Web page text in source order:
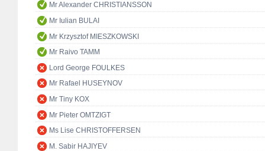
Mr Alexander CHRISTIANSSON
Mr Iulian BULAI
Mr Krzysztof MIESZKOWSKI
Mr Raivo TAMM
Lord George FOULKES
Mr Rafael HUSEYNOV
Mr Tiny KOX
Mr Pieter OMTZIGT
Ms Lise CHRISTOFFERSEN
M. Sabir HAJIYEV